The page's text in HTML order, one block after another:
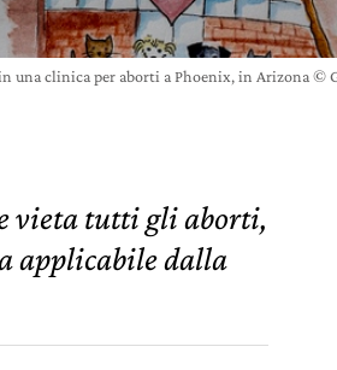
clinica per aborti a Phoenix, in Arizona ©
vieta tutti gli aborti,
applicabile dalla